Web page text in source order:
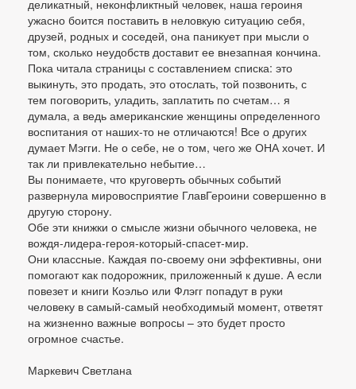
деликатный, неконфликтный человек, наша героиня
ужасно боится поставить в неловкую ситуацию себя,
друзей, родных и соседей, она паникует при мысли о
том, сколько неудобств доставит ее внезапная кончина.
Пока читала страницы с составлением списка: это
выкинуть, это продать, это отослать, той позвонить, с
тем поговорить, уладить, заплатить по счетам… я
думала, а ведь американские женщины определенного
воспитания от наших-то не отличаются! Все о других
думает Мэгги. Не о себе, не о том, чего же ОНА хочет. И
так ли привлекательно небытие…
Вы понимаете, что круговерть обычных событий
развернула мировосприятие ГлавГероини совершенно в
другую сторону.
Обе эти книжки о смысле жизни обычного человека, не
вождя-лидера-героя-который-спасет-мир.
Они классные. Каждая по-своему они эффективны, они
помогают как подорожник, приложенный к душе. А если
повезет и книги Коэльо или Флэгг попадут в руки
человеку в самый-самый необходимый момент, ответят
на жизненно важные вопросы – это будет просто
огромное счастье.
Маркевич Светлана